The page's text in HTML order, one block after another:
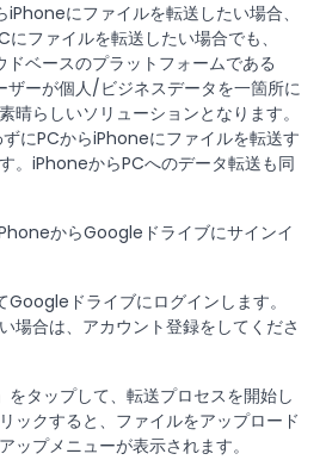
にファイルを転送したい場合、
ファイルを転送したい場合でも、
ベースのプラットフォームである
ーが個人/ビジネスデータを一箇所に
晴らしいソリューションとなります。
にPCからiPhoneにファイルを転送す
。iPhoneからPCへのデータ転送も同
からGoogleドライブにサインイ
Googleドライブにログインします。
場合は、アカウント登録をしてくださ
をタップして、転送プロセスを開始し
ックすると、ファイルをアップロード
ップメニューが表示されます。